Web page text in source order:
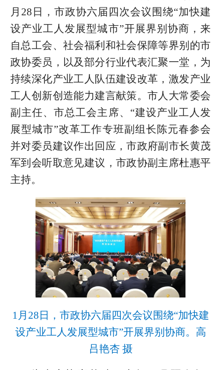
月28日，市政协六届四次会议围绕“加快建
设产业工人发展型城市”开展界别协商，来
自总工会、社会福利和社会保障等界别的市
政协委员，以及部分行业代表汇聚一堂，为
持续深化产业工人队伍建设改革，激发产业
工人创新创造能力建言献策。市人大常委会
副主任、市总工会主席、“建设产业工人发
展型城市”改革工作专班副组长陈元春参会
并对委员建议作出回应，市政府副市长黄茂
军到会听取意见建议，市政协副主席杜惠平
主持。
1月28日，市政协六届四次会议围绕“加快建
设产业工人发展型城市”开展界别协商。高
吕艳杏 摄